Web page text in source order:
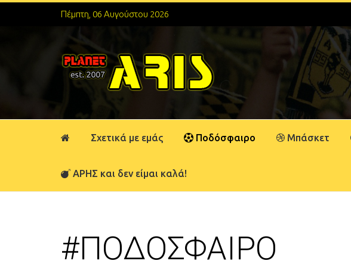
Πέμπτη, 06 Αυγούστου 2026
Σχετικά με εμάς Ποδόσφαιρο Μπάσκετ
ΑΡΗΣ και δεν είμαι καλά!
#ΠΟΔΟΣΦΑΙΡΟ